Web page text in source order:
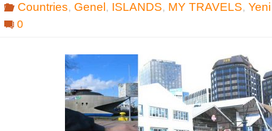
Countries, Genel , ISLANDS, MY TRAVELS,
0